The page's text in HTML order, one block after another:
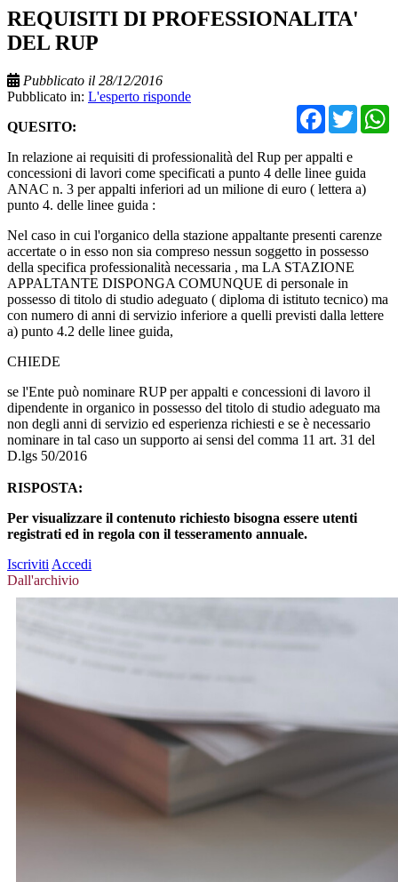
REQUISITI DI PROFESSIONALITA'
DEL RUP
Pubblicato il 28/12/2016
Pubblicato in: L'esperto risponde
QUESITO:
In relazione ai requisiti di professionalità del Rup per appalti e
concessioni di lavori come specificati a punto 4 delle linee guida
ANAC n. 3 per appalti inferiori ad un milione di euro ( lettera a)
punto 4. delle linee guida :
Nel caso in cui l'organico della stazione appaltante presenti carenze
accertate o in esso non sia compreso nessun soggetto in possesso
della specifica professionalità necessaria , ma LA STAZIONE
APPALTANTE DISPONGA COMUNQUE di personale in
possesso di titolo di studio adeguato ( diploma di istituto tecnico) ma
con numero di anni di servizio inferiore a quelli previsti dalla lettere
a) punto 4.2 delle linee guida,
CHIEDE
se l'Ente può nominare RUP per appalti e concessioni di lavoro il
dipendente in organico in possesso del titolo di studio adeguato ma
non degli anni di servizio ed esperienza richiesti e se è necessario
nominare in tal caso un supporto ai sensi del comma 11 art. 31 del
D.lgs 50/2016
RISPOSTA:
Per visualizzare il contenuto richiesto bisogna essere utenti
registrati ed in regola con il tesseramento annuale.
Iscriviti Accedi
Dall'archivio